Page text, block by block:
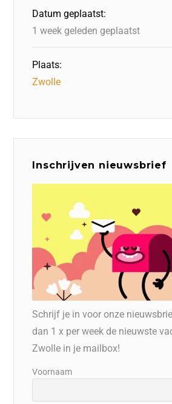
Datum geplaatst:
1 week geleden geplaatst
Plaats:
Zwolle
Inschrijven nieuwsbrief
Schrijf je in voor onze
dan 1 x per week de nieuwste
Zwolle in je mailbox!
Voornaam